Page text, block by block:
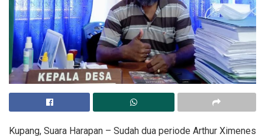
Kupang, Suara Harapan – Sudah dua periode Arthur Ximenes